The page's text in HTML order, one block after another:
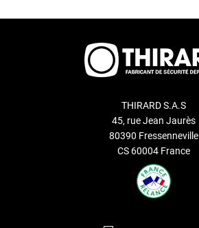
THIRARD S.A.S
45, rue Jean Jaurès
80390 Fressenneville
CS 60004 France